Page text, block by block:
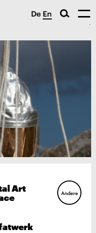
De En
Art Andere